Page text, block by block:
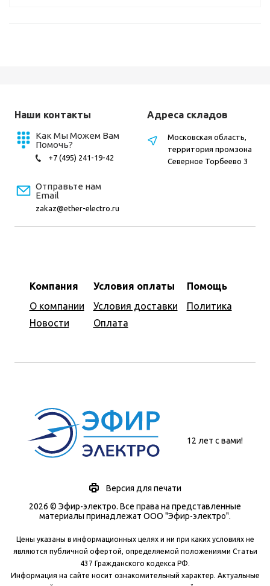
Наши контакты
Как Мы Можем Вам
Помочь?
+7 (495) 241-19-42
Отправьте нам
Email
zakaz@ether-electro.ru
Компания
О компании
Новости
Условия оплаты
Условия доставки
Оплата
Помощь
Политика
Адреса складов
Московская область,
территория промзона
Северное Торбеево 3
12 лет с вами!
Версия для печати
2026 © Эфир-электро. Все права на представленные
материалы принадлежат ООО "Эфир-электро".
Цены указаны в информационных целях и ни при каких условиях не
являются публичной офертой, определяемой положениями Статьи
437 Гражданского кодекса РФ.
Информация на сайте носит ознакомительный характер. Актуальные